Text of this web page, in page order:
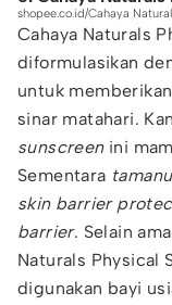
shopee.co.id/Cahaya
Cahaya Naturals
diformulasikan
untuk
sinar matahari.
sunscreen ini
Sementara
skin barrier
barrier. Selain
Naturals Physical
digunakan bayi